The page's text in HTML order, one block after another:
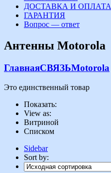
ДОСТАВКА И ОПЛАТА
ГАРАНТИЯ
Вопрос — ответ
Антенны Motorola
ГлавнаяСВЯЗЬMotorola
Это единственный товар
Показать:
View as:
Витриной
Списком
Sidebar
Sort by: